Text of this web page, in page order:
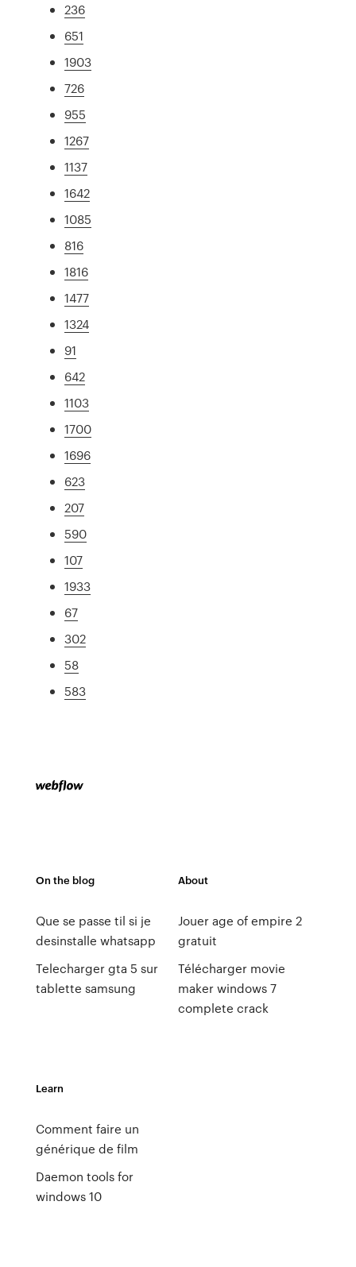
236
651
1903
726
955
1267
1137
1642
1085
816
1816
1477
1324
91
642
1103
1700
1696
623
207
590
107
1933
67
302
58
583
On the blog
Que se passe til si je
desinstalle whatsapp
Telecharger gta 5 sur
tablette samsung
About
Jouer age of empire 2
gratuit
Télécharger movie
maker windows 7
complete crack
Learn
Comment faire un
générique de film
Daemon tools for
windows 10